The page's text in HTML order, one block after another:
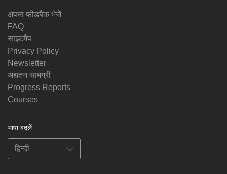
अपना फीडबैक भेजें
FAQ
साइटमैप
Privacy Policy
Newsletter
अद्यतन सामग्री
Progress Reports
Courses
भाषा बदलें